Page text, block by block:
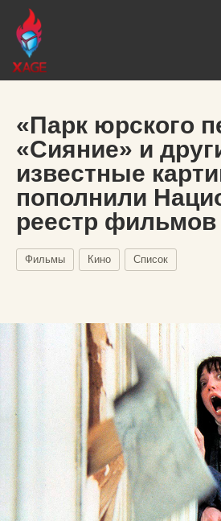
«Парк юрского
«Сияние» и
известные
пополнили
реестр фильмов
Фильмы Кино Список